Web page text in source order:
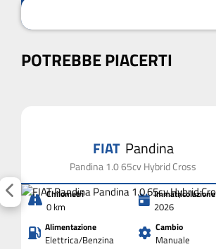
POTREBBE PIACERTI
FIAT Pandina
Pandina 1.0 65cv Hybrid Cross
Chilometri
0 km
Immatricolazione
2026
Alimentazione
Elettrica/Benzina
Cambio
Manuale